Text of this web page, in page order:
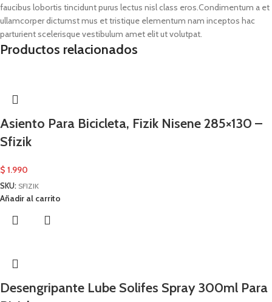
faucibus lobortis tincidunt purus lectus nisl class eros.Condimentum a et
ullamcorper dictumst mus et tristique elementum nam inceptos hac
parturient scelerisque vestibulum amet elit ut volutpat.
Productos relacionados
Asiento Para Bicicleta, Fizik Nisene 285×130 –
Sfizik
$ 1.990
SKU: SFIZIK
Añadir al carrito
Desengripante Lube Solifes Spray 300ml Para